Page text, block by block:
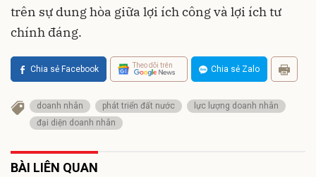
trên sự dung hòa giữa lợi ích công và lợi ích tư
chính đáng.
Chia sẻ Facebook Theo dõi trên Chia sẻ Zalo
doanh nhân phát triển đất nước
lực lượng doanh nhân
đại diện doanh nhân
BÀI LIÊN QUAN